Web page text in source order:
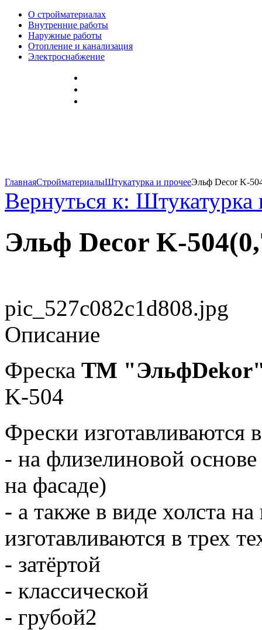
О стройматериалах
Внутренние работы
Наружные работы
Отопление и канализация
Электроснабжение
ГлавнаяСтройматериалыШтукатурка и прочееЭльф Decor K-
Вернуться к: Штукатурка
Эльф Decor K-
pic_527c082c1d808.jpg
Описание
Фреска ТМ
K-504
Фрески изготавливаются
- на флизелиновой
на фасаде)
- а также в виде холста
изготавливаются в трех
- затёртой
- классической
- грубой2